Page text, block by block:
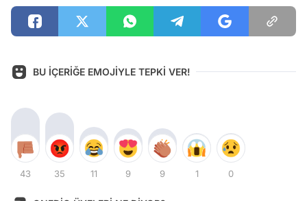
BU İÇERİĞE EMOJİYLE TEPKİ VER!
43 35 11 9 9 1 0